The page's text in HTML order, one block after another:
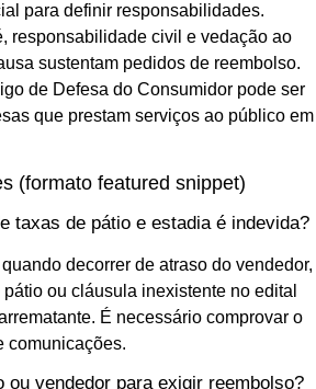
para definir responsabilidades.
responsabilidade civil e vedação ao
sustentam pedidos de reembolso.
de Defesa do Consumidor pode ser
que prestam serviços ao público em
(formato featured snippet)
taxas de pátio e estadia é indevida?
decorrer de atraso do vendedor,
ou cláusula inexistente no edital
É necessário comprovar o
comunicações.
ou vendedor para exigir reembolso?